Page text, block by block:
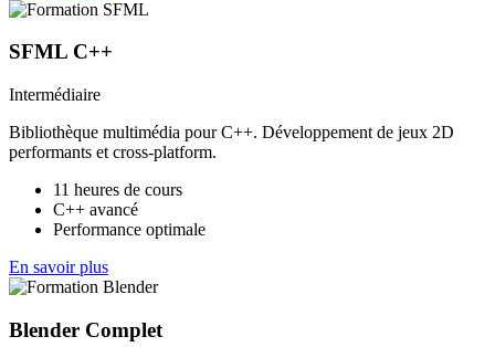
SFML C++
Intermédiaire
Bibliothèque multimédia pour C++. Développement de jeux 2D
performants et cross-platform.
11 heures de cours
C++ avancé
Performance optimale
En savoir plus
Blender Complet